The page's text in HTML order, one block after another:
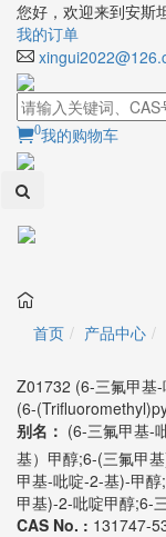
您好，欢迎来到安斯
我的订单
0我的购物车
首页 产品中心
Z01732 (6-三氟甲基
(6-
别名： (6-三氟甲基-
基）甲醇;6-(三氟甲
甲基-吡啶-2-基)-甲
甲基)-2-吡啶甲醇;6-
CAS No. : 131747-